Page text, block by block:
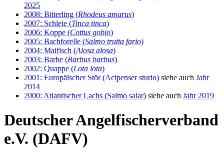
2025
2008: Bitterling (Rhodeus amarus)
2007: Schleie (Tinca tinca)
2006: Koppe (Cottus gobio)
2005: Bachforelle (Salmo trutta fario)
2004: Maifisch (Alosa alosa)
2003: Barbe (Barbus barbus)
2002: Quappe (Lota lota)
2001: Europäischer Stör (Acipenser sturio) siehe auch Jahr
2014
2000: Atlantischer Lachs (Salmo salar) siehe auch Jahr 2019
Deutscher Angelfischerverband
e.V. (DAFV)